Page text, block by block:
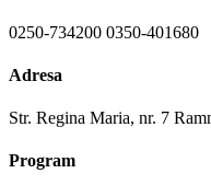
0250-734200 0350-401680
Adresa
Str. Regina Maria, nr. 7
Program